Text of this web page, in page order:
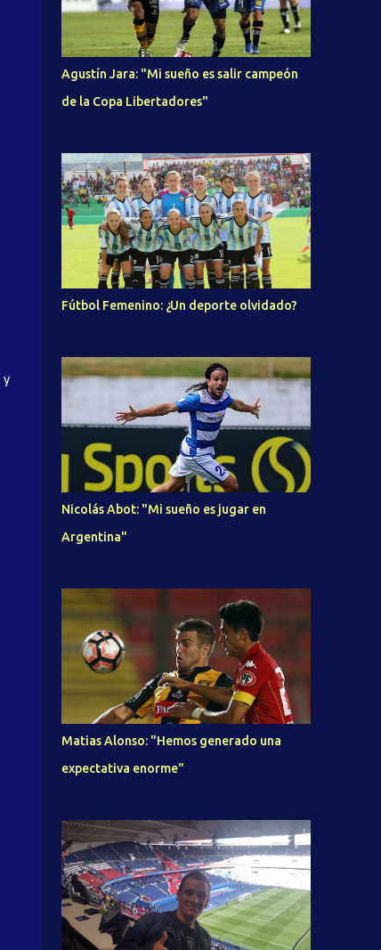
y
Agustín Jara: "Mi sueño es salir campeón
de la Copa Libertadores"
Fútbol Femenino: ¿Un deporte olvidado?
Nicolás Abot: "Mi sueño es jugar en
Argentina"
Matias Alonso: "Hemos generado una
expectativa enorme"